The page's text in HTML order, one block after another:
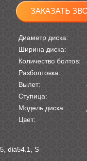
ЗАКАЗАТЬ
Диаметр диска:
Ширина диска:
Количество болтов:
Разболтовка:
Вылет:
Ступица:
Модель диска:
Цвет:
dia54.1, S